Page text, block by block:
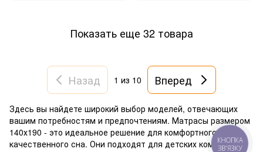
Показать еще 32 товара
Назад 1 из 10 Вперед
Здесь вы найдете широкий выбор моделей, отвечающих
вашим потребностям и предпочтениям. Матрасы размером
140х190 - это идеальное решение для комфортного и
качественного сна. Они подходят для детских комнат,КНОПКА
ЗВ'ЯЗКУ